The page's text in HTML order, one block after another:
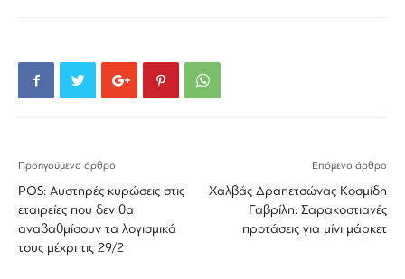
Προηγούμενο άρθρο
POS: Αυστηρές κυρώσεις στις
εταιρείες που δεν θα
αναβαθμίσουν τα λογισμικά
τους μέχρι τις 29/2
Επόμενο άρθρο
Χαλβάς Δραπετσώνας Κοσμίδη
Γαβρίλη: Σαρακοστιανές
προτάσεις για μίνι μάρκετ